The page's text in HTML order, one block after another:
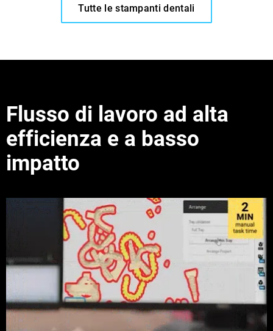
®
Vedi di più
Tutte le stampanti dentali
Flusso di lavoro ad alta
efficienza e a basso
impatto